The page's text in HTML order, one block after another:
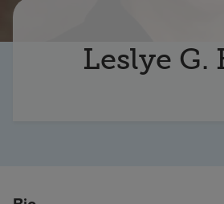
Leslye G.